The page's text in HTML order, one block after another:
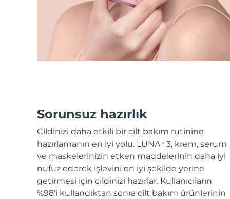
Sorunsuz hazırlık
Cildinizi daha etkili bir cilt bakım rutinine
hazırlamanın en iyi yolu. LUNATM
3, krem, serum
ve maskelerinizin etken maddelerinin daha iyi
nüfuz ederek işlevini en iyi şekilde yerine
getirmesi için cildinizi hazırlar. Kullanıcıların
%98’i kullandıktan sonra cilt bakım ürünlerinin